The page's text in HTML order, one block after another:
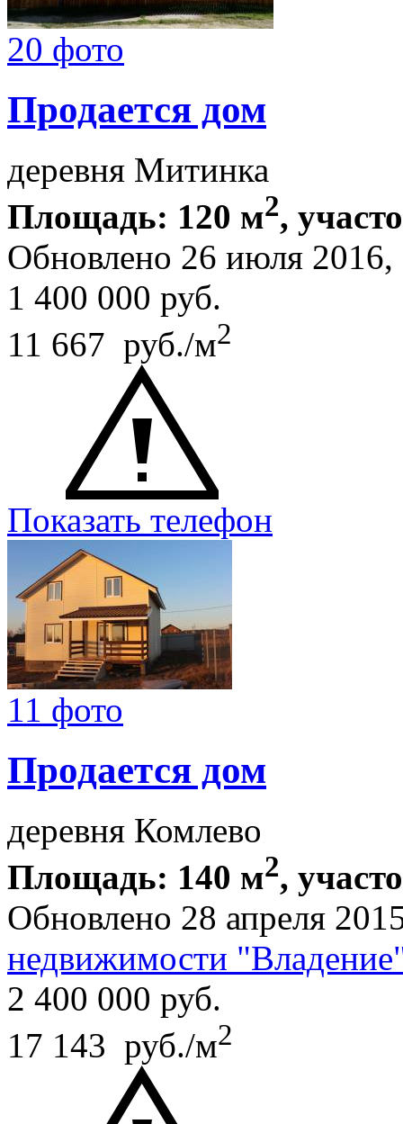
20 фото
Продается дом
деревня Митинка
Площадь: 120 м2,
Обновлено 26 июля
1 400 000 руб.
11 667 руб./м2
Показать телефон
11 фото
Продается дом
деревня Комлево
Площадь: 140 м2,
Обновлено 28 апреля
недвижимости
2 400 000 руб.
17 143 руб./м2